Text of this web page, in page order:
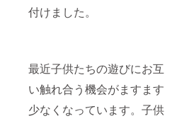
付けました。
最近子供たちの遊びにお互
い触れ合う機会がますます
少なくなっています。子供